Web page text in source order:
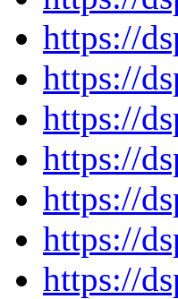
https://
https://
https://
https://
https://
https://
https://